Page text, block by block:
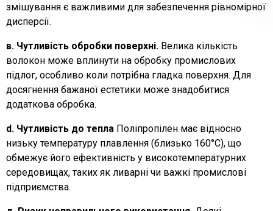
змішування є важливими для забезпечення рівномірної
дисперсії.
в. Чутливість обробки поверхні. Велика кількість
волокон може вплинути на обробку промислових
підлог, особливо коли потрібна гладка поверхня. Для
досягнення бажаної естетики може знадобитися
додаткова обробка.
d. Чутливість до тепла Поліпропілен має відносно
низьку температуру плавлення (близько 160°C), що
обмежує його ефективність у високотемпературних
середовищах, таких як ливарні чи важкі промислові
підприємства.